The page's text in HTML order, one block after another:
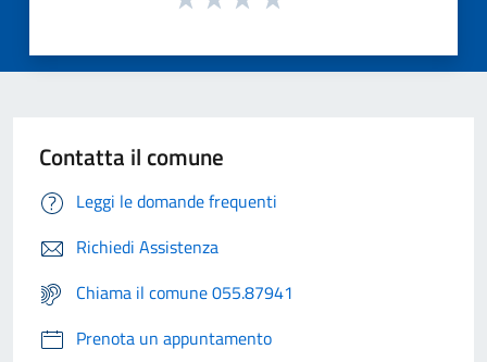
Contatta il comune
Leggi le domande frequenti
Richiedi Assistenza
Chiama il comune 055.87941
Prenota un appuntamento